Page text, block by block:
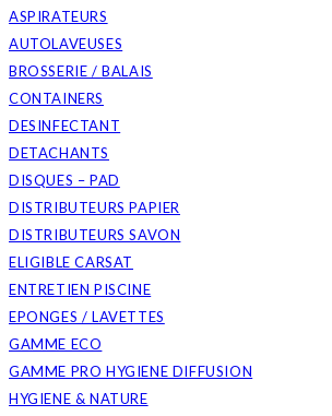
ASPIRATEURS
AUTOLAVEUSES
BROSSERIE / BALAIS
CONTAINERS
DESINFECTANT
DETACHANTS
DISQUES – PAD
DISTRIBUTEURS PAPIER
DISTRIBUTEURS SAVON
ELIGIBLE CARSAT
ENTRETIEN PISCINE
EPONGES / LAVETTES
GAMME ECO
GAMME PRO HYGIENE DIFFUSION
HYGIENE & NATURE